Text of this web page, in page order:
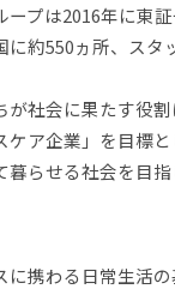
ープは2016年に東
に約550ヵ所、スタ
が社会に果たす役
ケア企業」を目標
らせる社会を目指
に携わる日常生活